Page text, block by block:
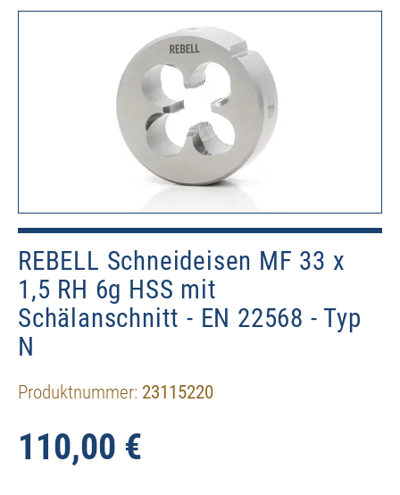
REBELL Schneideisen MF 33 x
1,5 RH 6g HSS mit
Schälanschnitt - EN 22568 - Typ
N
Produktnummer: 23115220
110,00 €